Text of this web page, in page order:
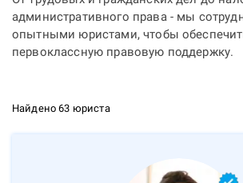
административного права - мы
опытными юристами, чтобы
первоклассную правовую поддержку.
Найдено 63 юриста